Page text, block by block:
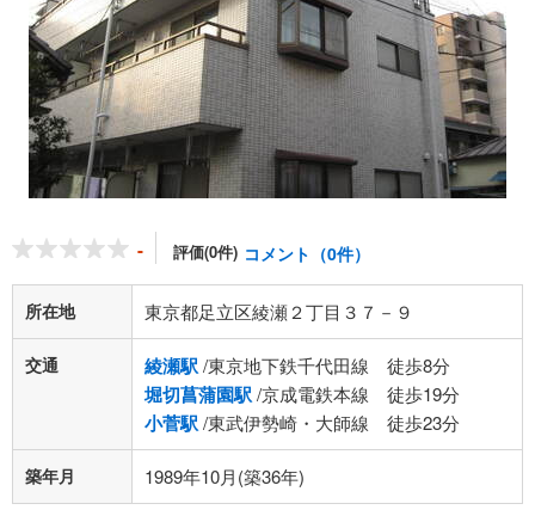
- 評価(0件) コメント（0件）
所在地 東京都足立区綾瀬２丁目３７－９
交通 綾瀬駅/東京地下鉄千代田線 徒歩8分
堀切菖蒲園駅/京成電鉄本線 徒歩19分
小菅駅/東武伊勢崎・大師線 徒歩23分
築年月 1989年10月(築36年)